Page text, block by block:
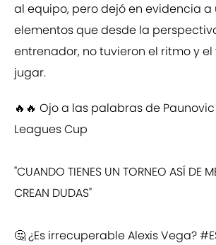
al equipo, pero dejó en evidencia a
elementos que desde la
entrenador, no tuvieron el ritmo y
jugar.
🔥🔥 Ojo a las palabras de
Leagues Cup
"CUANDO TIENES UN TORNEO ASÍ DE
CREAN DUDAS"
🤔 ¿Es irrecuperable Alexis Vega?